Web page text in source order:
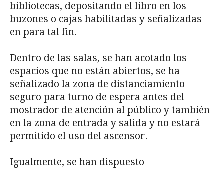
bibliotecas, depositando el libro en los
buzones o cajas habilitadas y señalizadas
en para tal fin.
Dentro de las salas, se han acotado los
espacios que no están abiertos, se ha
señalizado la zona de distanciamiento
seguro para turno de espera antes del
mostrador de atención al público y también
en la zona de entrada y salida y no estará
permitido el uso del ascensor.
Igualmente, se han dispuesto